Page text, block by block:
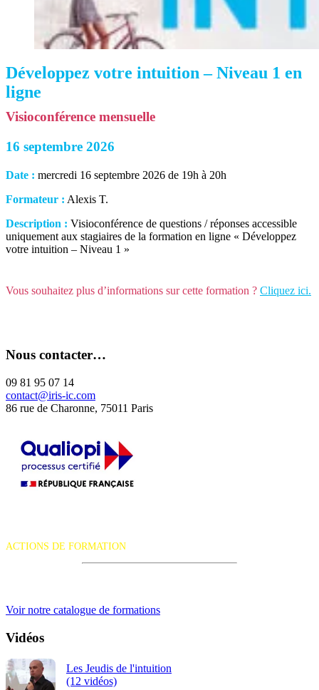
Développez votre intuition – Niveau 1 en
ligne
Visioconférence mensuelle
16 septembre 2026
Date : mercredi 16 septembre 2026 de 19h à 20h
Formateur : Alexis T.
Description : Visioconférence de questions / réponses accessible
uniquement aux stagiaires de la formation en ligne « Développez
votre intuition – Niveau 1 »
Vous souhaitez plus d’informations sur cette formation ? Cliquez ici.
Nous contacter…
09 81 95 07 14
contact@iris-ic.com
86 rue de Charonne, 75011 Paris
ACTIONS DE FORMATION
Voir notre catalogue de formations
Vidéos
Les Jeudis de l'intuition
(12 vidéos)